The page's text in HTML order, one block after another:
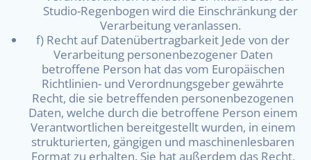
Studio-Regenbogen wird die Einschränkung der
Verarbeitung veranlassen.
f) Recht auf Datenübertragbarkeit Jede von der
Verarbeitung personenbezogener Daten
betroffene Person hat das vom Europäischen
Richtlinien- und Verordnungsgeber gewährte
Recht, die sie betreffenden personenbezogenen
Daten, welche durch die betroffene Person einem
Verantwortlichen bereitgestellt wurden, in einem
strukturierten, gängigen und maschinenlesbaren
Format zu erhalten. Sie hat außerdem das Recht,